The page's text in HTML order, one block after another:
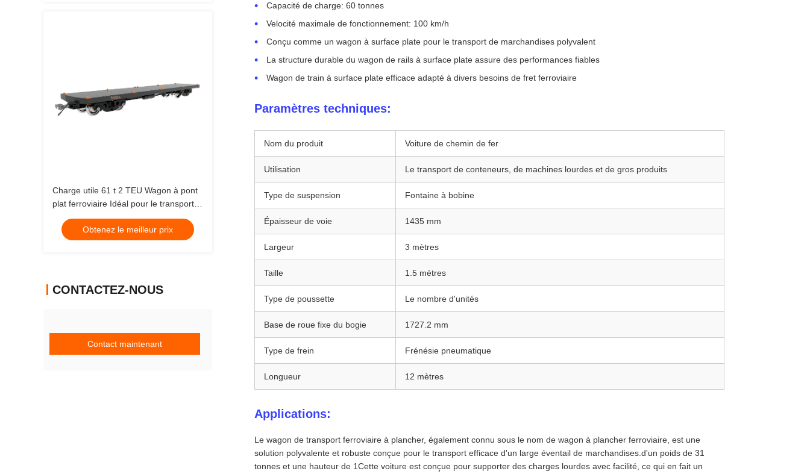
Charge utile 61 t 2 TEU Wagon à pont
plat ferroviaire Idéal pour le transport
de marchandises lourdes et les
opérations de logistique industrielle
Obtenez le meilleur prix
CONTACTEZ-NOUS
Contact maintenant
Capacité de charge: 60 tonnes
Velocité maximale de fonctionnement: 100 km/h
Conçu comme un wagon à surface plate pour le transport de marchandises polyvalent
La structure durable du wagon de rails à surface plate assure des performances fiables
Wagon de train à surface plate efficace adapté à divers besoins de fret ferroviaire
Paramètres techniques:
Nom du produit Voiture de chemin de fer
Utilisation Le transport de conteneurs, de machines lourdes et de gros produits
Type de suspension Fontaine à bobine
Épaisseur de voie 1435 mm
Largeur 3 mètres
Taille 1.5 mètres
Type de poussette Le nombre d'unités
Base de roue fixe du bogie 1727.2 mm
Type de frein Frénésie pneumatique
Longueur 12 mètres
Applications:
Le wagon de transport ferroviaire à plancher, également connu sous le nom de wagon à plancher ferroviaire, est une
solution polyvalente et robuste conçue pour le transport efficace d'un large éventail de marchandises.d'un poids de 31
tonnes et une hauteur de 1Cette voiture est conçue pour supporter des charges lourdes avec facilité, ce qui en fait un